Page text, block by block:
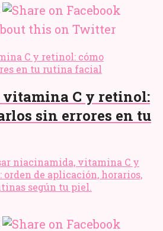
C y retinol:
sin errores en tu
niacinamida, vitamina C y
de aplicación, horarios,
según tu piel.